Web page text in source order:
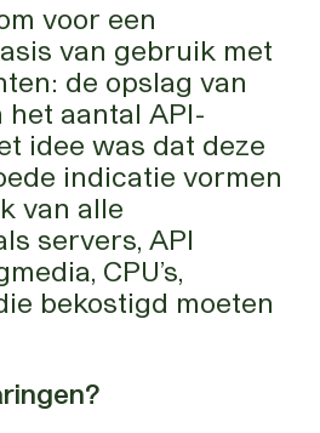
voor een
van gebruik met
de opslag van
aantal API-
idee was dat deze
indicatie vormen
van alle
servers, API
CPU’s,
bekostigd moeten